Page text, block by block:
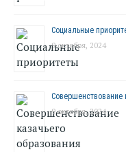
Социальные
9 октября, 2024
Совершенствование
9 октября, 2024